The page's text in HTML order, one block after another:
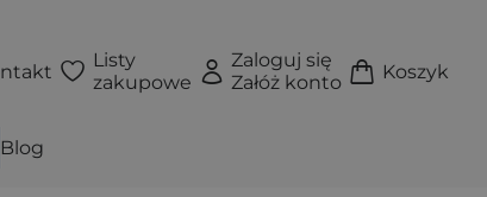
Listy
zakupowe
Zaloguj się
Załóż konto
Koszyk
Blog